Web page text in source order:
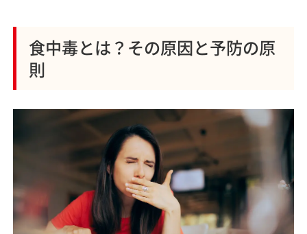
食中毒とは？その原因と予防の原
則